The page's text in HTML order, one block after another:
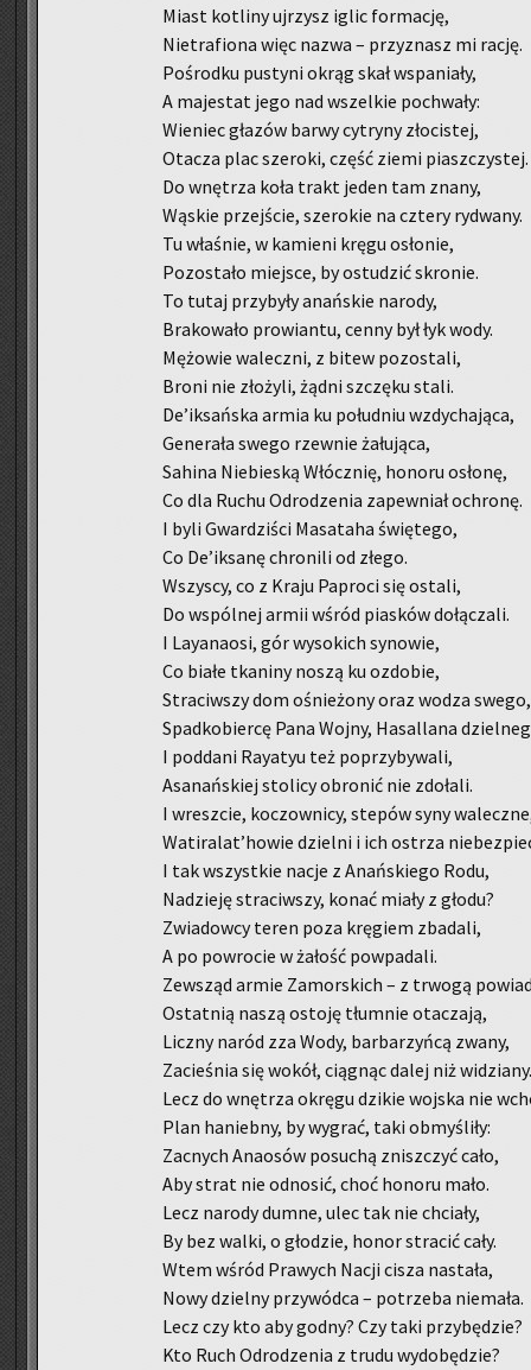
Miast ko­tli­ny uj­rzysz iglic for­ma­cję,
Nie­tra­fio­na więc nazwa – przy­znasz mi rację.
Po­środ­ku pu­sty­ni okrąg skał wspa­nia­ły,
A ma­je­stat jego nad wszel­kie po­chwa­ły:
Wie­niec gła­zów barwy cy­try­ny zło­ci­stej,
Ota­cza plac sze­ro­ki, część ziemi piasz­czy­stej.
Do wnę­trza koła trakt jeden tam znany,
Wą­skie przej­ście, sze­ro­kie na czte­ry ry­dwa­ny.
Tu wła­śnie, w ka­mie­ni kręgu osło­nie,
Po­zo­sta­ło miej­sce, by ostu­dzić skro­nie.
To tutaj przy­by­ły anań­skie na­ro­dy,
Bra­ko­wa­ło pro­wian­tu, cenny był łyk wody.
Mę­żo­wie wa­lecz­ni, z bitew po­zo­sta­li,
Broni nie zło­ży­li, żądni szczę­ku stali.
De’ik­sań­ska armia ku po­łu­dniu wzdy­cha­ją­ca,
Ge­ne­ra­ła swego rzew­nie ża­łu­ją­ca,
Sa­hi­na Nie­bie­ską Włócz­nię, ho­no­ru osło­nę,
Co dla Ruchu Od­ro­dze­nia za­pew­niał ochro­nę.
I byli Gwar­dzi­ści Ma­sa­ta­ha świę­te­go,
Co De’ik­sa­nę chro­ni­li od złego.
Wszy­scy, co z Kraju Pa­pro­ci się osta­li,
Do wspól­nej armii wśród pia­sków do­łą­cza­li.
I Lay­ana­osi, gór wy­so­kich sy­no­wie,
Co białe tka­ni­ny noszą ku ozdo­bie,
Stra­ciw­szy dom ośnie­żo­ny oraz wodza swego,
Spad­ko­bier­cę Pana Wojny, Ha­sal­la­na
I pod­da­ni Ray­atyu też po­przy­by­wa­li,
Asa­nań­skiej sto­li­cy obro­nić nie zdo­ła­li.
I wresz­cie, ko­czow­ni­cy, ste­pów syny
Wa­ti­ra­lat’howie dziel­ni i ich ostrza
I tak wszyst­kie nacje z Anań­skie­go Rodu,
Na­dzie­ję stra­ciw­szy, konać miały z głodu?
Zwia­dow­cy teren poza krę­giem zba­da­li,
A po po­wro­cie w ża­łość po­wpa­da­li.
Ze­wsząd armie Za­mor­skich – z trwo­gą
Ostat­nią naszą osto­ję tłum­nie ota­cza­ją,
Licz­ny naród zza Wody, bar­ba­rzyń­cą zwany,
Za­cie­śnia się wokół, cią­gnąc dalej niż wi­dzia­ny.
Lecz do wnę­trza okrę­gu dzi­kie woj­ska nie
Plan ha­nieb­ny, by wy­grać, taki ob­my­śli­ły:
Za­cnych Ana­osów po­su­chą znisz­czyć cało,
Aby strat nie od­no­sić, choć ho­no­ru mało.
Lecz na­ro­dy dumne, ulec tak nie chcia­ły,
By bez walki, o gło­dzie, honor stra­cić cały.
Wtem wśród Pra­wych Nacji cisza na­sta­ła,
Nowy dziel­ny przy­wód­ca – po­trze­ba nie­ma­ła.
Lecz czy kto aby godny? Czy taki przy­bę­dzie?
Kto Ruch Od­ro­dze­nia z trudu wy­do­bę­dzie?